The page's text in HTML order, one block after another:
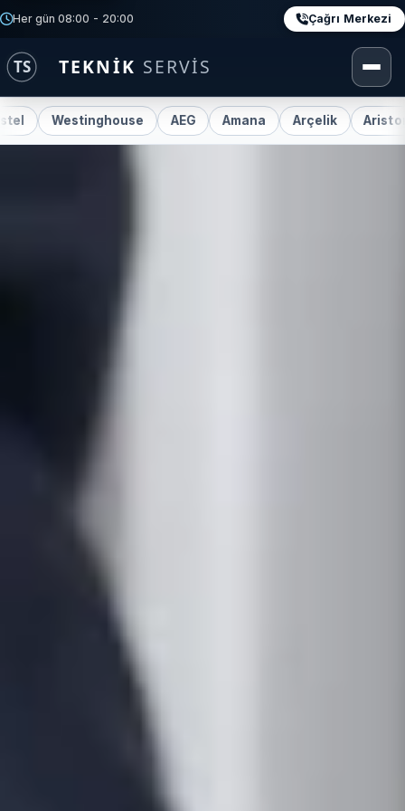
Her gün 08:00 - 20:00 Çağrı Merkezi
AEG Amana Arçelik Ariston Beko